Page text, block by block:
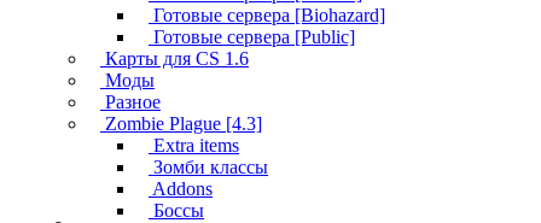
Готовые сервера [Biohazard]
Готовые сервера [Public]
Карты для CS 1.6
Моды
Разное
Zombie Plague [4.3]
Extra items
Зомби классы
Addons
Боссы